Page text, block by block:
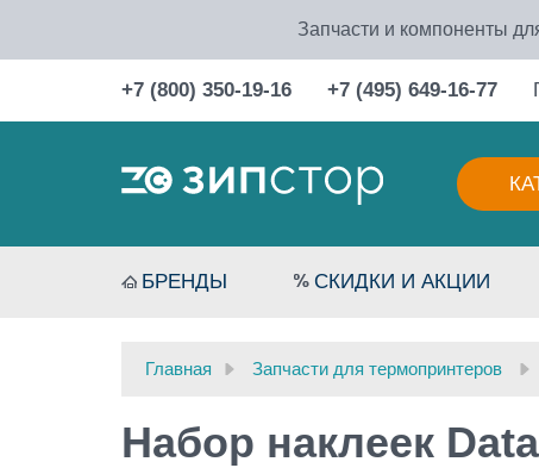
Запчасти и компоненты
+7 (800) 350-19-16 +7 (495) 649-16-77
БРЕНДЫ СКИДКИ И АКЦИИ
Главная Запчасти для термопринтеров
Набор наклеек